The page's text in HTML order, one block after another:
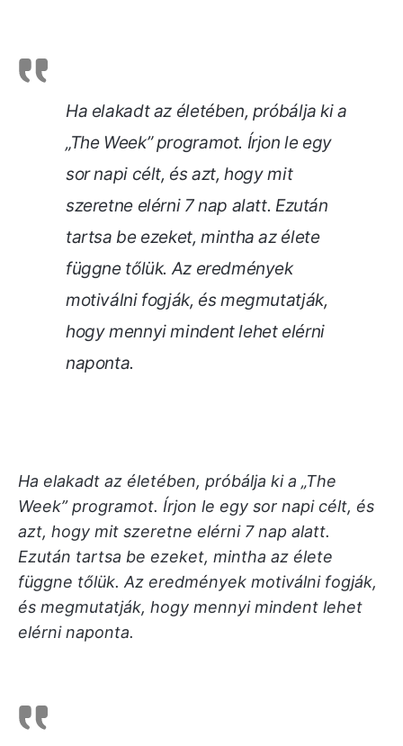
Ha elakadt az életében, próbálja ki a
„The Week” programot. Írjon le egy
sor napi célt, és azt, hogy mit
szeretne elérni 7 nap alatt. Ezután
tartsa be ezeket, mintha az élete
függne tőlük. Az eredmények
motiválni fogják, és megmutatják,
hogy mennyi mindent lehet elérni
naponta.
Ha elakadt az életében, próbálja ki a „The
Week” programot. Írjon le egy sor napi célt, és
azt, hogy mit szeretne elérni 7 nap alatt.
Ezután tartsa be ezeket, mintha az élete
függne tőlük. Az eredmények motiválni fogják,
és megmutatják, hogy mennyi mindent lehet
elérni naponta.